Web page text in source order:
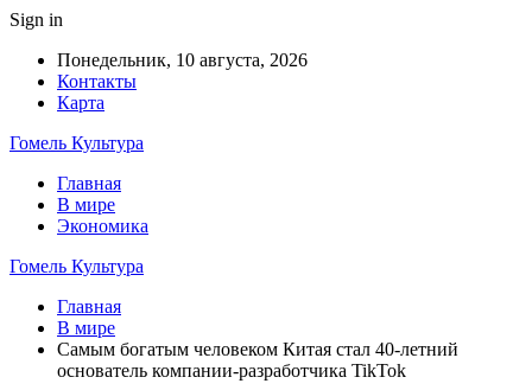
Sign in
Понедельник, 10 августа, 2026
Контакты
Карта
Гомель Культура
Главная
В мире
Экономика
Гомель Культура
Главная
В мире
Самым богатым человеком Китая стал 40-летний
основатель компании-разработчика TikTok